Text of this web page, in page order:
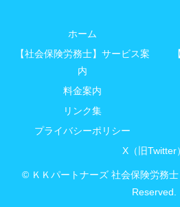
ホーム
【社会保険労務士】サービス案
内
料金案内
リンク集
プライバシーポリシー
X（旧Twitter）
© ＫＫパートナーズ 社会保険労務
Reserved.